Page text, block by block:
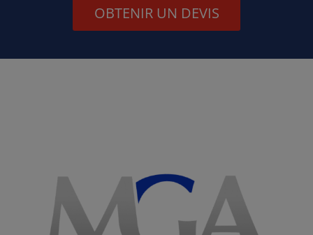
OBTENIR UN DEVIS